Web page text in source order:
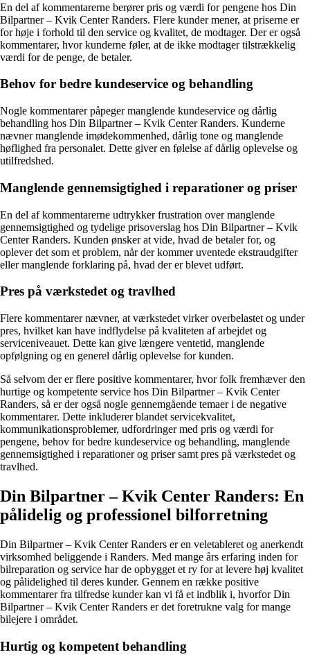
En del af kommentarerne berører pris og værdi for pengene hos Din
Bilpartner – Kvik Center Randers. Flere kunder mener, at priserne er
for høje i forhold til den service og kvalitet, de modtager. Der er også
kommentarer, hvor kunderne føler, at de ikke modtager tilstrækkelig
værdi for de penge, de betaler.
Behov for bedre kundeservice og behandling
Nogle kommentarer påpeger manglende kundeservice og dårlig
behandling hos Din Bilpartner – Kvik Center Randers. Kunderne
nævner manglende imødekommenhed, dårlig tone og manglende
høflighed fra personalet. Dette giver en følelse af dårlig oplevelse og
utilfredshed.
Manglende gennemsigtighed i reparationer og priser
En del af kommentarerne udtrykker frustration over manglende
gennemsigtighed og tydelige prisoverslag hos Din Bilpartner – Kvik
Center Randers. Kunden ønsker at vide, hvad de betaler for, og
oplever det som et problem, når der kommer uventede ekstraudgifter
eller manglende forklaring på, hvad der er blevet udført.
Pres på værkstedet og travlhed
Flere kommentarer nævner, at værkstedet virker overbelastet og under
pres, hvilket kan have indflydelse på kvaliteten af arbejdet og
serviceniveauet. Dette kan give længere ventetid, manglende
opfølgning og en generel dårlig oplevelse for kunden.
Så selvom der er flere positive kommentarer, hvor folk fremhæver den
hurtige og kompetente service hos Din Bilpartner – Kvik Center
Randers, så er der også nogle gennemgående temaer i de negative
kommentarer. Dette inkluderer blandet servicekvalitet,
kommunikationsproblemer, udfordringer med pris og værdi for
pengene, behov for bedre kundeservice og behandling, manglende
gennemsigtighed i reparationer og priser samt pres på værkstedet og
travlhed.
Din Bilpartner – Kvik Center Randers: En
pålidelig og professionel bilforretning
Din Bilpartner – Kvik Center Randers er en veletableret og anerkendt
virksomhed beliggende i Randers. Med mange års erfaring inden for
bilreparation og service har de opbygget et ry for at levere høj kvalitet
og pålidelighed til deres kunder. Gennem en række positive
kommentarer fra tilfredse kunder kan vi få et indblik i, hvorfor Din
Bilpartner – Kvik Center Randers er det foretrukne valg for mange
bilejere i området.
Hurtig og kompetent behandling